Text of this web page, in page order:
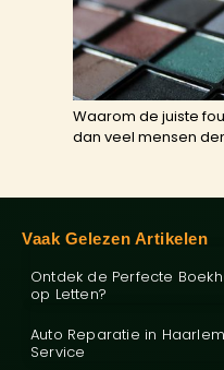
Waarom de juiste
dan veel mensen
Vaak Gelezen Artikelen
Ontdek de Perfecte
op Letten?
Auto Reparatie in
Service